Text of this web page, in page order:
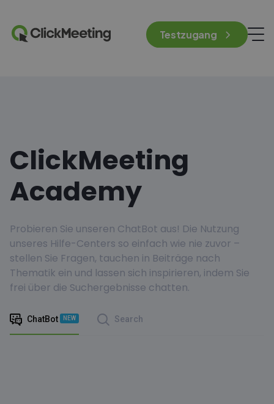
Testzugang
ClickMeeting
Academy
Probieren Sie unseren ChatBot aus! Die Nutzung
unseres Hilfe-Centers so einfach wie nie zuvor –
stellen Sie Fragen, tauchen in Beiträge nach
Thematik ein und lassen sich inspirieren, indem Sie
frei über die Suchergebnisse chatten.
ChatBot NEW Search